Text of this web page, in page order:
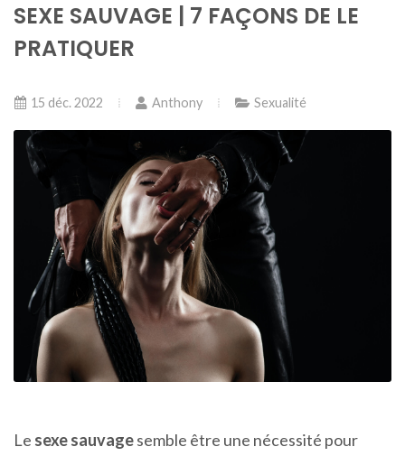
SEXE SAUVAGE | 7 FAÇONS DE LE
PRATIQUER
15 déc. 2022 Anthony Sexualité
Le sexe sauvagesemble être une nécessité pour